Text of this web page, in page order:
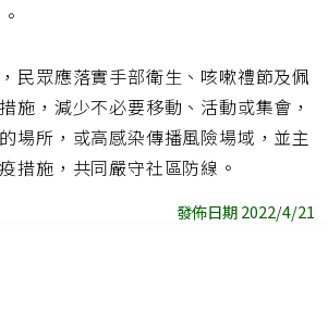
民眾應落實手部衛生、咳嗽禮節及佩
施，減少不必要移動、活動或集會，
場所，或高感染傳播風險場域，並主
措施，共同嚴守社區防線。
發佈日期 2022/4/21